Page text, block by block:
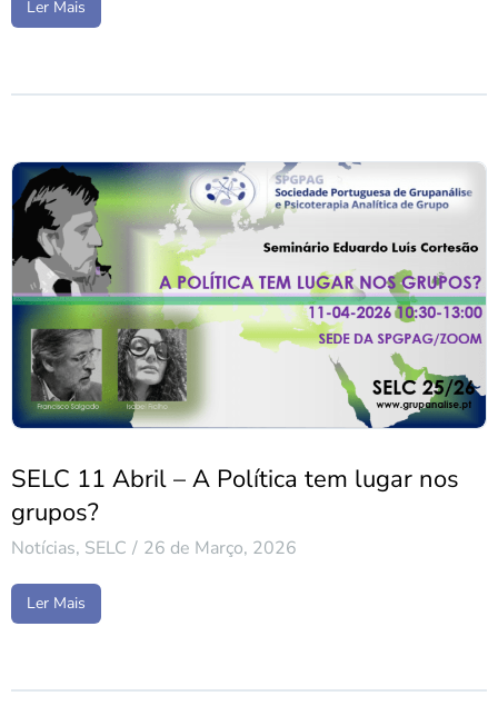
Ler Mais
SELC 11 Abril – A Política tem lugar nos
grupos?
Notícias, SELC 26 de Março, 2026
Ler Mais